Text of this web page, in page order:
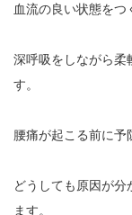
血流の良い状態をつ
深呼吸をしながら柔
す。
腰痛が起こる前に予
どうしても原因が分
ます。